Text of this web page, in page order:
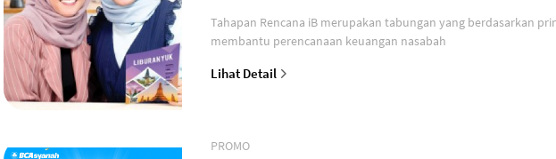
Tahapan Rencana iB merupakan tabungan yang berdasarkan
membantu perencanaan keuangan nasabah
Lihat Detail
PROMO